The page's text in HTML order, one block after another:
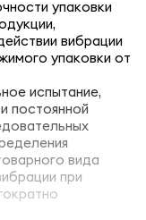
упаковки
вибрации
упаковки от
испытание,
постоянной
вида
при